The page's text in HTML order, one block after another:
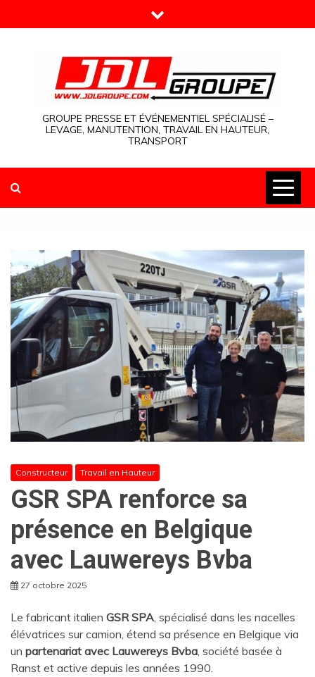
to
GROUPE PRESSE ET ÉVÉNEMENTIEL SPÉCIALISÉ –
LEVAGE, MANUTENTION, TRAVAIL EN HAUTEUR,
TRANSPORT
Constructeur Travail en Hauteur
GSR SPA renforce sa
présence en Belgique
avec Lauwereys Bvba
27 octobre 2025
Le fabricant italien GSR SPA, spécialisé dans les nacelles
élévatrices sur camion, étend sa présence en Belgique via
un partenariat avec Lauwereys Bvba, société basée à
Ranst et active depuis les années 1990.